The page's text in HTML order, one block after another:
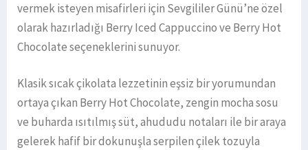
vermek isteyen misafirleri için Sevgililer Günü’ne özel
olarak hazırladığı Berry Iced Cappuccino ve Berry Hot
Chocolate seçeneklerini sunuyor.
Klasik sıcak çikolata lezzetinin eşsiz bir yorumundan
ortaya çıkan Berry Hot Chocolate, zengin mocha sosu
ve buharda ısıtılmış süt, ahududu notaları ile bir araya
gelerek hafif bir dokunuşla serpilen çilek tozuyla